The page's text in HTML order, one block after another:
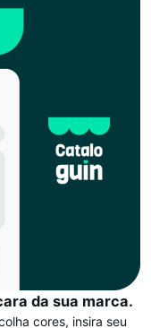
da sua marca.
cores, insira seu